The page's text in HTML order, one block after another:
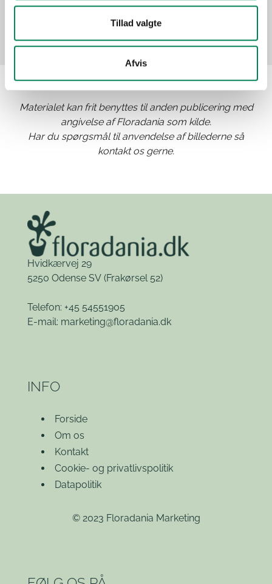
Tillad valgte
Afvis
Materialet kan frit benyttes til anden publicering med
angivelse af Floradania som kilde.
Har du spørgsmål til anvendelse af billederne så
kontakt os gerne.
Hvidkærvej 29
5250 Odense SV (Frakørsel 52)
Telefon: +45 54551905
E-mail: marketing@floradania.dk
INFO
Forside
Om os
Kontakt
Cookie- og privatlivspolitik
Datapolitik
© 2023 Floradania Marketing